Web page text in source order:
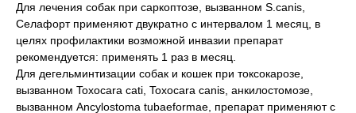
Для лечения собак при саркоптозе, вызванном S.canis,
Селафорт применяют двукратно с интервалом 1 месяц, в
целях профилактики возможной инвазии препарат
рекомендуется: применять 1 раз в месяц.
Для дегельминтизации собак и кошек при токсокарозе,
вызванном Toxocara cati, Toxocara canis, анкилостомозе,
вызванном Ancylostoma tubaeformae, препарат применяют с
Данный сайт носит информационный характер и
не является публичной офертой.